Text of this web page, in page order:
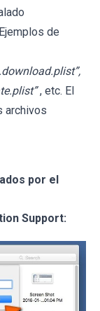
de
, etc. El
archivos
por el
Support: